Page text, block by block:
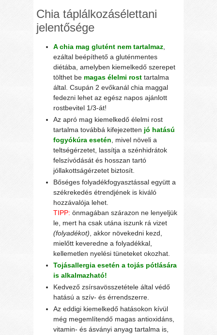
Chia táplálkozásélettani
jelentősége
A chia mag glutént nem tartalmaz,
ezáltal beépíthető a gluténmentes
diétába, amelyben kiemelkedő szerepet
tölthet be magas élelmi rost tartalma
által. Csupán 2 evőkanál chia maggal
fedezni lehet az egész napos ajánlott
rostbevitel 1/3-át!
Az apró mag kiemelkedő élelmi rost
tartalma továbbá kifejezetten jó hatású
fogyókúra esetén, mivel növeli a
teltségérzetet, lassítja a szénhidrátok
felszívódását és hosszan tartó
jóllakottságérzetet biztosít.
Bőséges folyadékfogyasztással együtt a
székrekedés étrendjének is kiváló
hozzávalója lehet.
TIPP: önmagában szárazon ne lenyeljük
le, mert ha csak utána iszunk rá vizet
(folyadékot), akkor növekedni kezd,
mielőtt keveredne a folyadékkal,
kellemetlen nyelési tüneteket okozhat.
Tojásallergia esetén a tojás pótlására
is alkalmazható!
Kedvező zsírsavösszetétele által védő
hatású a szív- és érrendszerre.
Az eddigi kiemelkedő hatásokon kívül
még megemlítendő magas antioxidáns,
vitamin- és ásványi anyag tartalma is,